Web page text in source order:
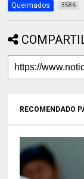
Queimados 3586
RECOMENDADO